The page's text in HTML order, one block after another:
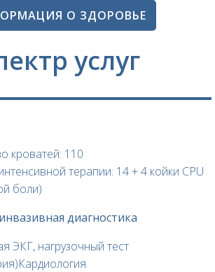
О ЗДОРОВЬЕ
услуг
кроватей: 110
терапии: 14 + 4 койки CPU
боли)
диагностика
ЭКГ, нагрузочный тест